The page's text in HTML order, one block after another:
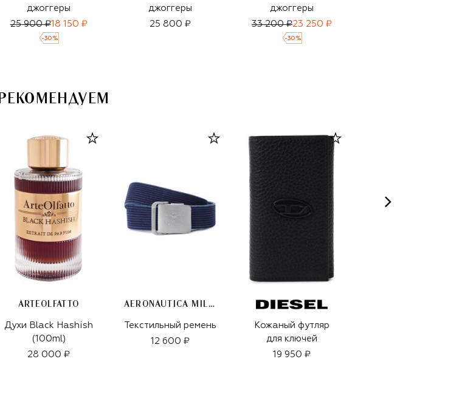
джоггеры
25 900 ₽18 150 ₽
-30 %
джоггеры
25 800 ₽
джоггеры
33 200 ₽23 250 ₽
-30 %
РЕКОМЕНДУЕМ
ARTEOLFATTO
Духи Black Hashish
(100ml)
28 000 ₽
AERONAUTICA MILITARE
Текстильный ремень
12 600 ₽
Кожаный футляр
для ключей
19 950 ₽